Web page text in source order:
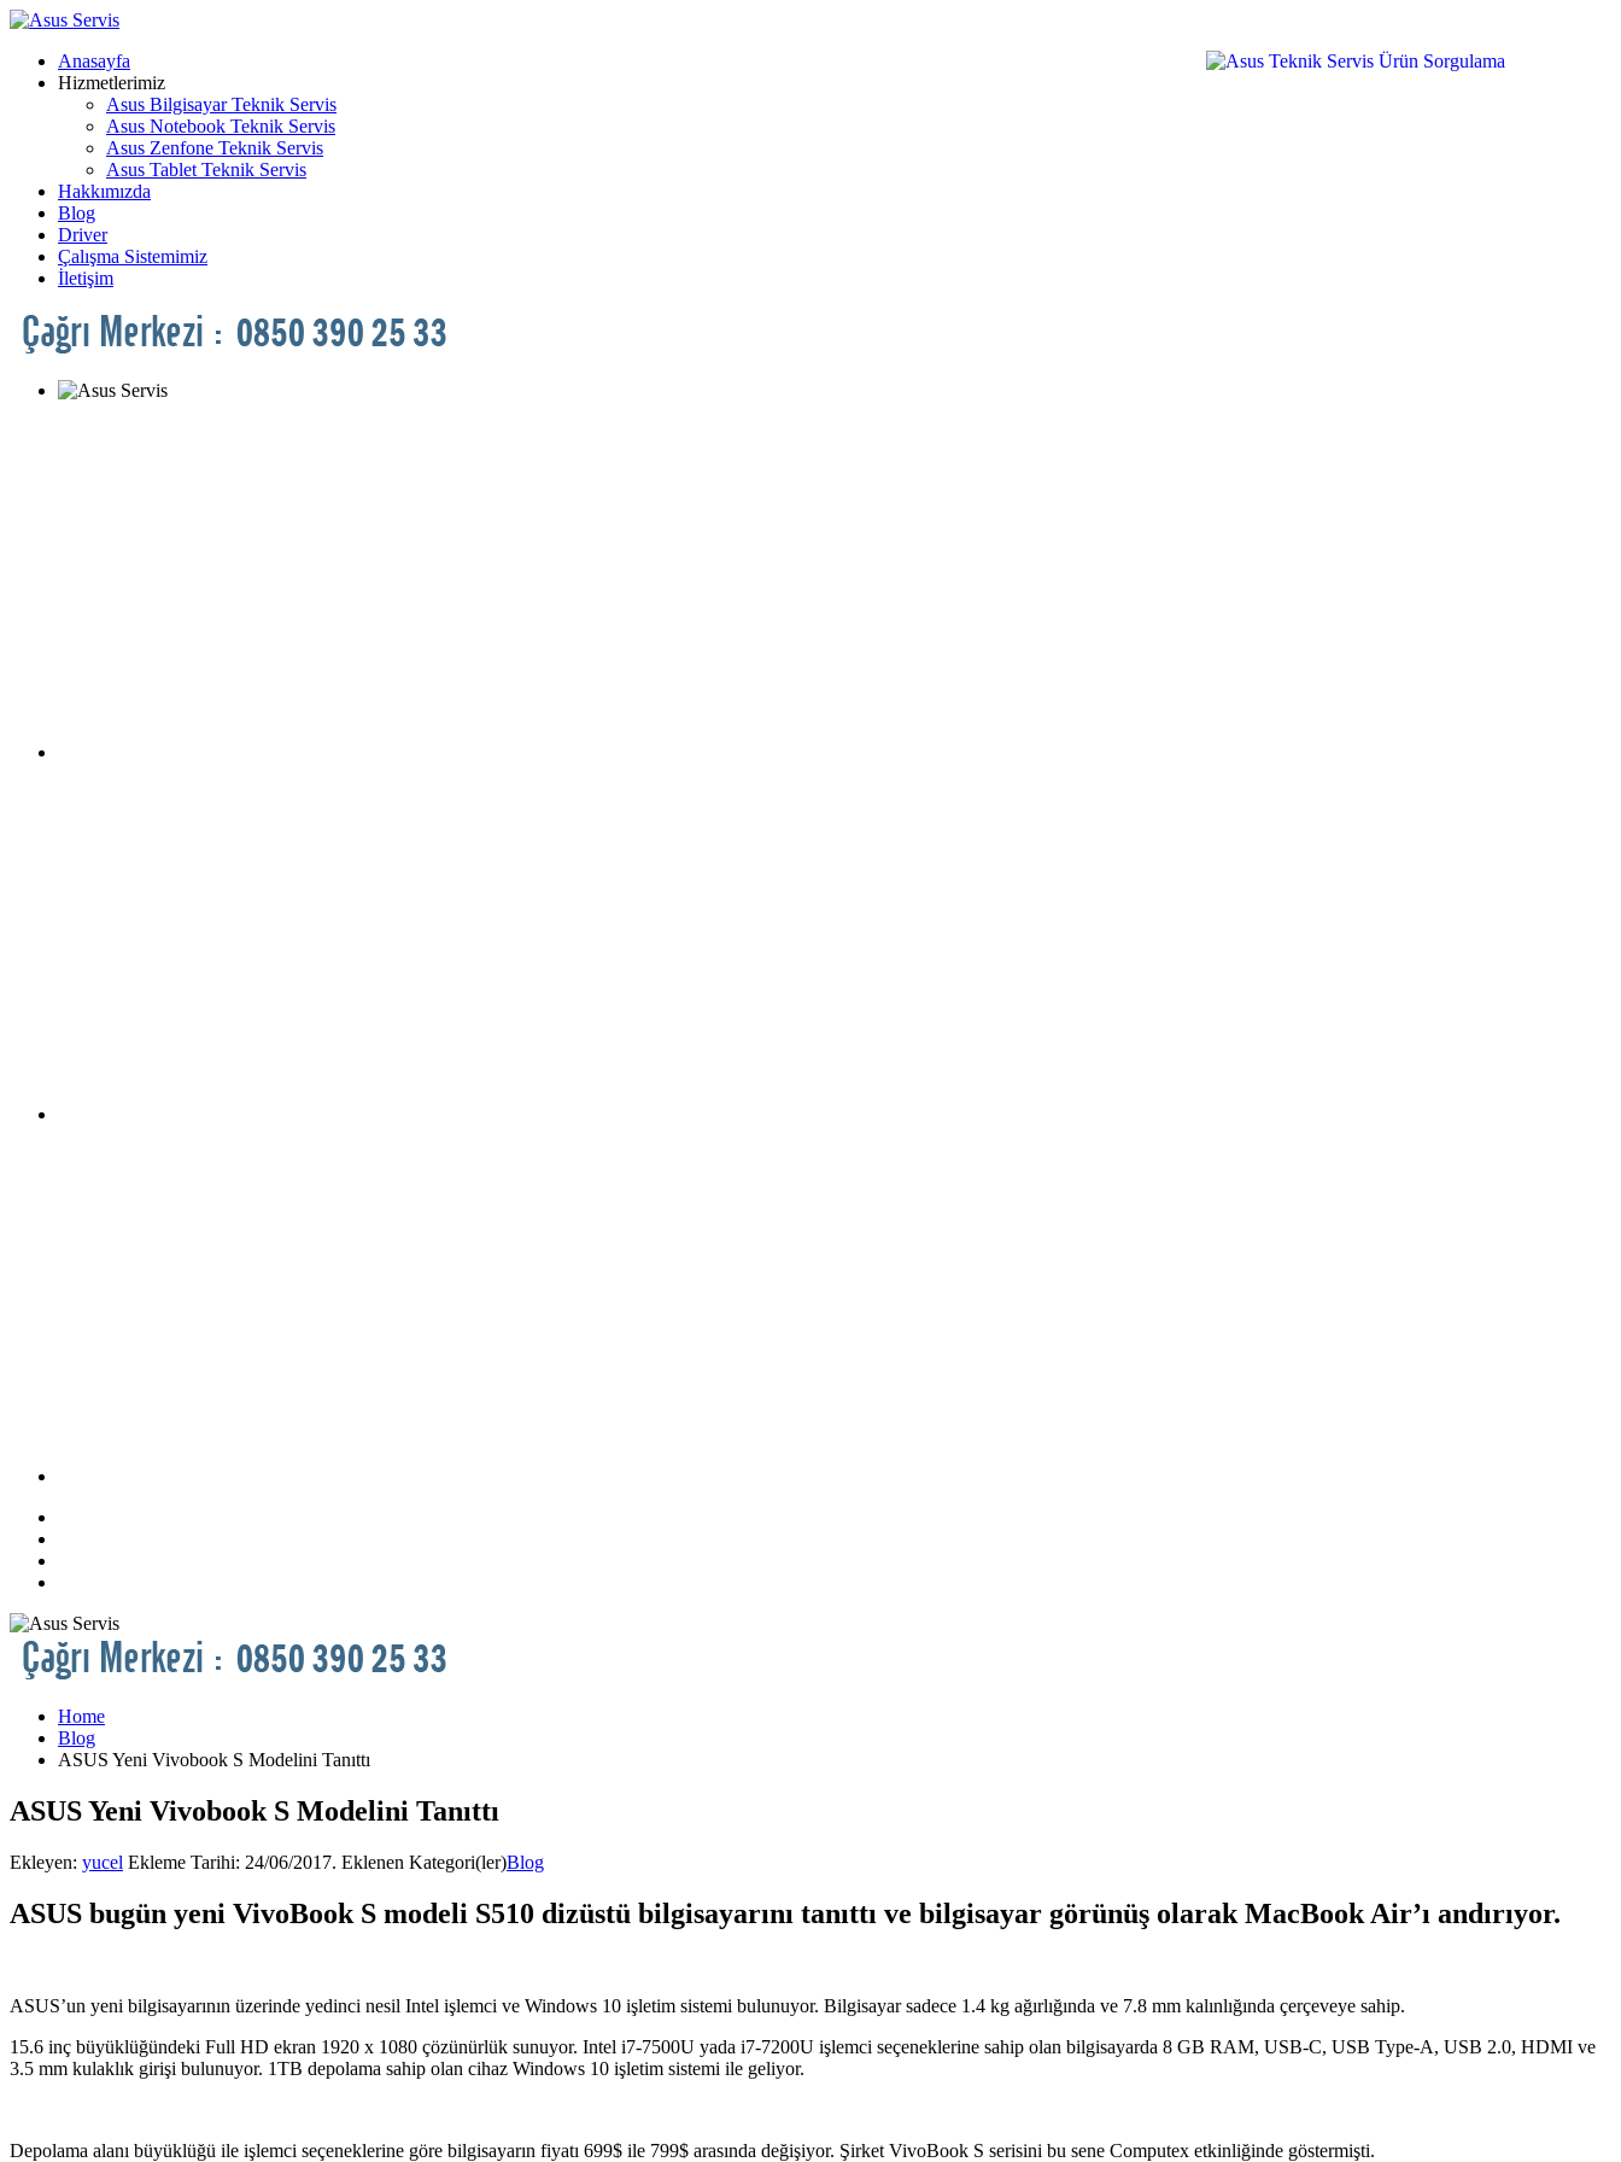
Anasayfa
Hizmetlerimiz
Asus Bilgisayar Teknik Servis
Asus Notebook Teknik Servis
Asus Zenfone Teknik Servis
Asus Tablet Teknik Servis
Hakkımızda
Blog
Driver
Çalışma Sistemimiz
İletişim
Home
Blog
ASUS Yeni Vivobook S Modelini Tanıttı
ASUS Yeni Vivobook S Modelini Tanıttı
Ekleyen: yucel Ekleme Tarihi: 24/06/2017. Eklenen Kategori(ler)Blog
ASUS bugün yeni VivoBook S modeli S510 dizüstü bilgisayarını tanıttı ve bilgisayar görünüş olarak MacBook Air’ı andırıyor.
ASUS’un yeni bilgisayarının üzerinde yedinci nesil Intel işlemci ve Windows 10 işletim sistemi bulunuyor. Bilgisayar sadece 1.4 kg ağırlığında ve 7.8 mm kalınlığında çerçeveye sahip.
15.6 inç büyüklüğündeki Full HD ekran 1920 x 1080 çözünürlük sunuyor. Intel i7-7500U yada i7-7200U işlemci seçeneklerine sahip olan bilgisayarda 8 GB RAM, USB-C, USB Type-A, USB 2.0, HDMI ve
3.5 mm kulaklık girişi bulunuyor. 1TB depolama sahip olan cihaz Windows 10 işletim sistemi ile geliyor.
Depolama alanı büyüklüğü ile işlemci seçeneklerine göre bilgisayarın fiyatı 699$ ile 799$ arasında değişiyor. Şirket VivoBook S serisini bu sene Computex etkinliğinde göstermişti.